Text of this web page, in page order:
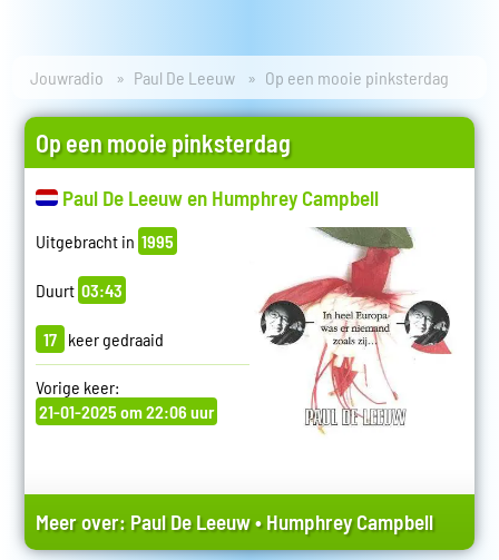
Jouwradio Paul De Leeuw Op een mooie pinksterdag
Op een mooie pinksterdag
Paul De Leeuw en Humphrey Campbell
Uitgebracht in 1995
Duurt 03:43
17 keer gedraaid
Vorige keer:
21-01-2025 om 22:06 uur
Meer over: Paul De Leeuw•Humphrey Campbell